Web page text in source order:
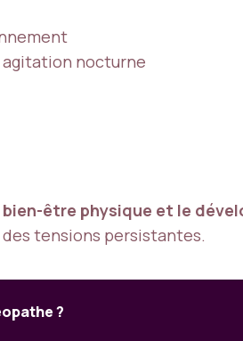
agitation nocturne
bien-être physique et le
tensions persistantes.
?